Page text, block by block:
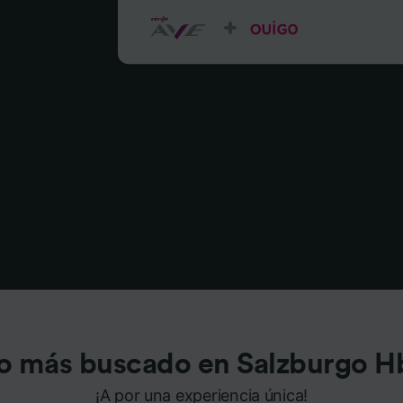
más buscado en Salzburgo
¡A por una experiencia única!